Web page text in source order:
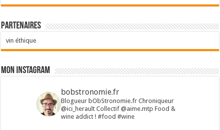
Partenaires
vin éthique
Mon Instagram
bobstronomie.fr
Blogueur bObStronomie.fr Chroniqueur
@ici_heraultCollectif @aime.mtp Food &
wine addict !#food #wine